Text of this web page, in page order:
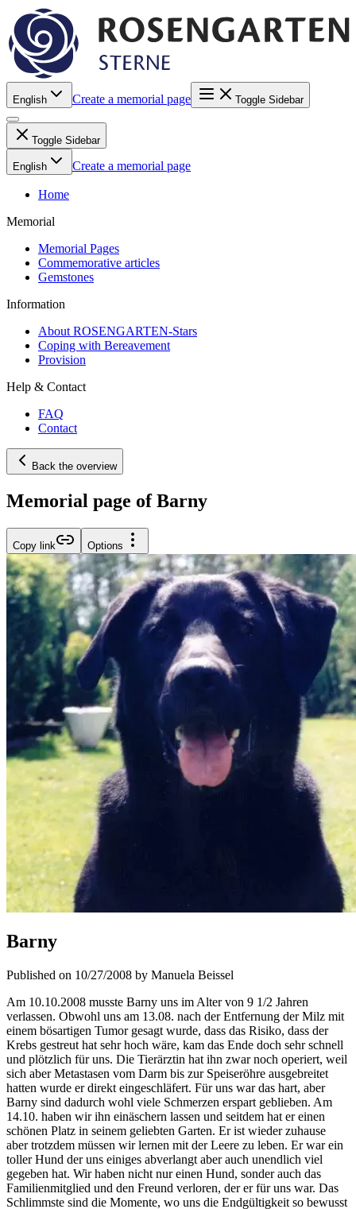
English Create a memorial page Toggle Sidebar
Toggle Sidebar
English Create a memorial page
Home
Memorial
Memorial Pages
Commemorative articles
Gemstones
Information
About ROSENGARTEN-Stars
Coping with Bereavement
Provision
Help & Contact
FAQ
Contact
Back the overview
Memorial page of Barny
Copy link Options
Barny
Published on 10/27/2008 by Manuela Beissel
Am 10.10.2008 musste Barny uns im Alter von 9 1/2 Jahren
verlassen. Obwohl uns am 13.08. nach der Entfernung der Milz mit
einem bösartigen Tumor gesagt wurde, dass das Risiko, dass der
Krebs gestreut hat sehr hoch wäre, kam das Ende doch sehr schnell
und plötzlich für uns. Die Tierärztin hat ihn zwar noch operiert, weil
sich aber Metastasen vom Darm bis zur Speiseröhre ausgebreitet
hatten wurde er direkt eingeschläfert. Für uns war das hart, aber
Barny sind dadurch wohl viele Schmerzen erspart geblieben. Am
14.10. haben wir ihn einäschern lassen und seitdem hat er einen
schönen Platz in seinem geliebten Garten. Er ist wieder zuhause
aber trotzdem müssen wir lernen mit der Leere zu leben. Er war ein
toller Hund der uns einiges abverlangt aber auch unendlich viel
gegeben hat. Wir haben nicht nur einen Hund, sonder auch das
Familienmitglied und den Freund verloren, der er für uns war. Das
Schlimmste sind die Momente, wo uns die Endgültigkeit so bewusst